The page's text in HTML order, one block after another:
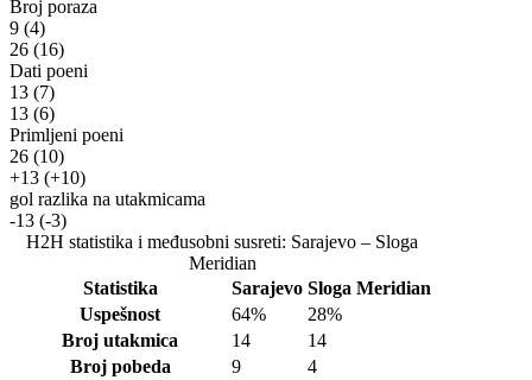
Broj poraza
9 (4)
26 (16)
Dati poeni
13 (7)
13 (6)
Primljeni poeni
26 (10)
+13 (+10)
gol razlika na utakmicama
-13 (-3)
H2H statistika i međusobni susreti: Sarajevo – Sloga
Meridian
Statistika
Sarajevo Sloga Meridian
Uspešnost
64%
28%
Broj utakmica
14
14
Broj pobeda
9
4